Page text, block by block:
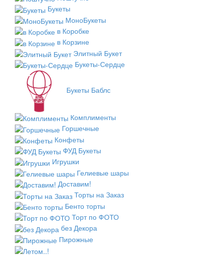
Букеты
МоноБукеты
в Коробке
в Корзине
Элитный Букет
Букеты-Сердце
Букеты Баблс
Комплименты
Горшечные
Конфеты
ФУД Букеты
Игрушки
Гелиевые шары
Доставим!
Торты на Заказ
Бенто торты
Торт по ФОТО
без Декора
Пирожные